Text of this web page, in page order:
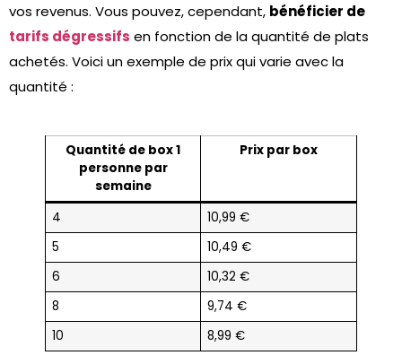
vos revenus. Vous pouvez, cependant, bénéficier de
tarifs dégressifs en fonction de la quantité de plats
achetés. Voici un exemple de prix qui varie avec la
quantité :
Quantité de box 1
personne par
semaine
Prix par box
4
10,99 €
5
10,49 €
6
10,32 €
8
9,74 €
10
8,99 €